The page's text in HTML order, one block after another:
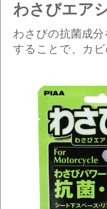
わさびエア
わさびの抗菌成
することで、カ